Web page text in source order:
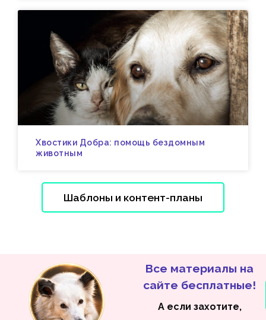
Хвостики Добра: помощь бездомным
животным
Шаблоны и контент-планы
Все материалы на
сайте бесплатные!
А если захотите,